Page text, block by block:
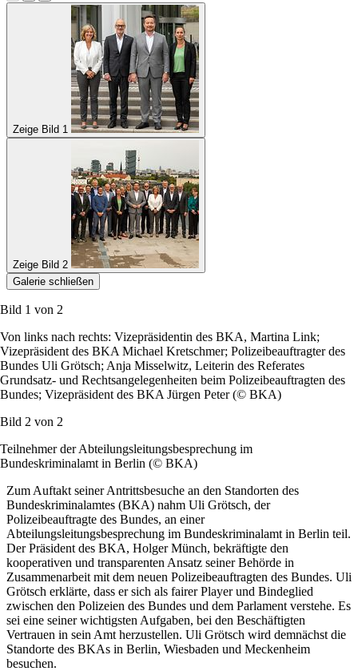
Zeige Bild 1
Zeige Bild 2
Galerie schließen
Bild 1 von 2
Von links nach rechts: Vizepräsidentin des BKA, Martina Link;
Vizepräsident des BKA Michael Kretschmer; Polizeibeauftragter des
Bundes Uli Grötsch; Anja Misselwitz, Leiterin des Referates
Grundsatz- und Rechtsangelegenheiten beim Polizeibeauftragten des
Bundes; Vizepräsident des BKA Jürgen Peter (© BKA)
Bild 2 von 2
Teilnehmer der Abteilungsleitungsbesprechung im
Bundeskriminalamt in Berlin (© BKA)
Zum Auftakt seiner Antrittsbesuche an den Standorten des
Bundeskriminalamtes (BKA) nahm Uli Grötsch, der
Polizeibeauftragte des Bundes, an einer
Abteilungsleitungsbesprechung im Bundeskriminalamt in Berlin teil.
Der Präsident des BKA, Holger Münch, bekräftigte den
kooperativen und transparenten Ansatz seiner Behörde in
Zusammenarbeit mit dem neuen Polizeibeauftragten des Bundes. Uli
Grötsch erklärte, dass er sich als fairer Player und Bindeglied
zwischen den Polizeien des Bundes und dem Parlament verstehe. Es
sei eine seiner wichtigsten Aufgaben, bei den Beschäftigten
Vertrauen in sein Amt herzustellen. Uli Grötsch wird demnächst die
Standorte des BKAs in Berlin, Wiesbaden und Meckenheim
besuchen.